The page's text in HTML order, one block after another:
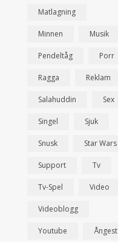
Matlagning
Minnen Musik
Pendeltåg Porr
Ragga Reklam
Salahuddin Sex
Singel Sjuk
Snusk Star Wars
Support Tv
Tv-Spel Video
Videoblogg
Youtube Ångest